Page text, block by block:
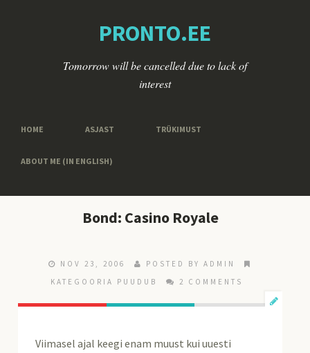
PRONTO.EE
Tomorrow will be cancelled due to lack of
interest
HOME ASJAST TRÜKIMUST
ABOUT ME (IN ENGLISH)
Bond: Casino Royale
NOV 23, 2006
POSTED BY ADMIN
KATEGOORIA PUUDUB
2 COMMENTS
Viimasel ajal keegi enam muust kui uuesti